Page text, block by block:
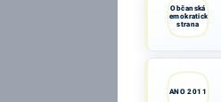
Občanská
demokratická
strana
ANO 2011